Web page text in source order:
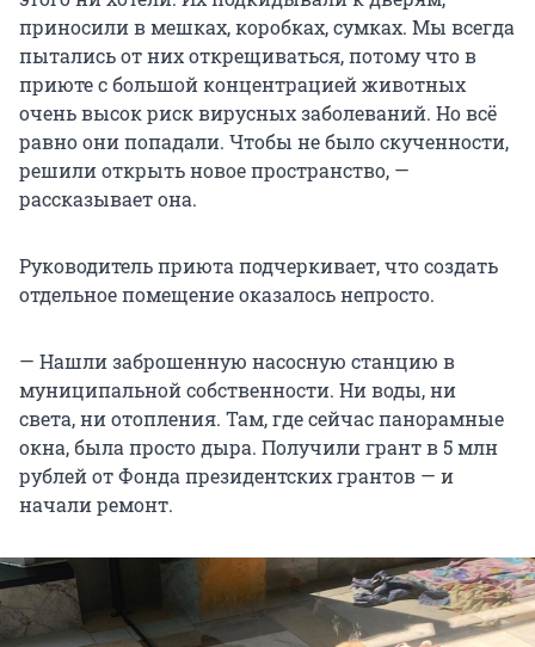
приносили в мешках, коробках, сумках. Мы всегда
пытались от них открещиваться, потому что в
приюте с большой концентрацией животных
очень высок риск вирусных заболеваний. Но всё
равно они попадали. Чтобы не было скученности,
решили открыть новое пространство, —
рассказывает она.
Руководитель приюта подчеркивает, что создать
отдельное помещение оказалось непросто.
— Нашли заброшенную насосную станцию в
муниципальной собственности. Ни воды, ни
света, ни отопления. Там, где сейчас панорамные
окна, была просто дыра. Получили грант в 5 млн
рублей от Фонда президентских грантов — и
начали ремонт.